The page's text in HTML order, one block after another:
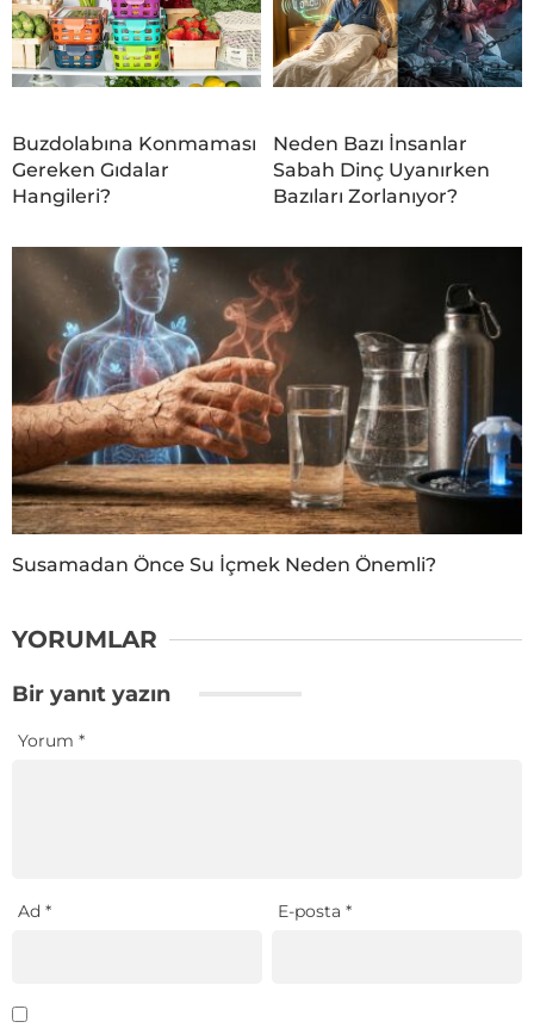
Buzdolabına Konmaması
Gereken Gıdalar
Hangileri?
Neden Bazı İnsanlar
Sabah Dinç Uyanırken
Bazıları Zorlanıyor?
Susamadan Önce Su İçmek Neden Önemli?
YORUMLAR
Bir yanıt yazın
Yorum *
Ad * E-posta*